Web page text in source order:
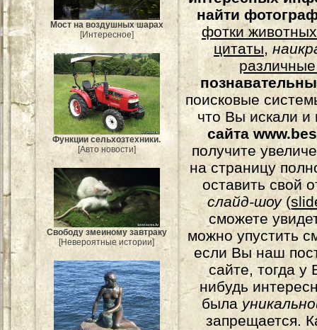
Мост на воздушных шарах
[Интересное]
Функции сельхозтехники.
[Авто новости]
Свободу змеиному завтраку
[Невероятные истории]
найти
фотки животных
цитаты,
поисковые
что Вы искали и
сайта
получите
на страницу
оставить свой
слайд-шоу(
сможете
можно упустить
если Вы наш
сайте, тогда у
нибудь
была
запрещается.